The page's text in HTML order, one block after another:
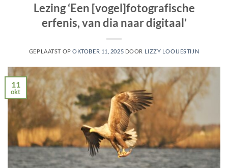
Lezing ‘Een [vogel]fotografische
erfenis, van dia naar digitaal’
GEPLAATST OPOKTOBER 11, 2025 DOOR LIZZY LOOIJESTIJN
11
okt